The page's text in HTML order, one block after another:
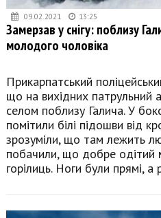
09.02.2021 13:25
Замерзав у снігу: поблизу
молодого чоловіка
Прикарпатський
що на вихідних патрульний
селом поблизу Галича. У
помітили білі підошви від
зрозуміли, що там лежить
побачили, що добре одітий
горілиць. Ноги були прямі,